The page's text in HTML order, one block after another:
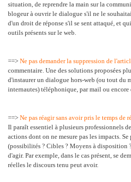
situation, de reprendre la main sur la
blogeur à ouvrir le dialogue s'il ne le
d'un droit de réponse s'il se sent attaqué, et
outils présents sur le web.
==> Ne pas demander la suppression de
commentaire. Une des solutions proposées
d'instaurer un dialogue hors-web (ou tout du
internautes) téléphonique, par mail ou encore
==> Ne pas réagir sans avoir pris le temps de
Il paraît essentiel à plusieurs professionnels
actions dont on ne mesure pas les impacts.
(possibilités ? Cibles ? Moyens à disposition
d'agir. Par exemple, dans le cas présent, se
réelles le discours tenu peut avoir.